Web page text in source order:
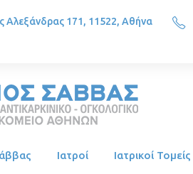
171, 11522, Αθήνα
Ιατροί Ιατρικοί Τομείς